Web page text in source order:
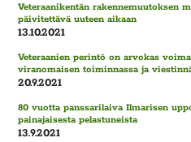
Veteraanikentän rakennemuutoksen
päivitettävä uuteen aikaan
13.10.2021
Veteraanien perintö on arvokas
viranomaisen toiminnassa ja
20.9.2021
80 vuotta panssarilaiva Ilmarisen
painajaisesta pelastuneista
13.9.2021